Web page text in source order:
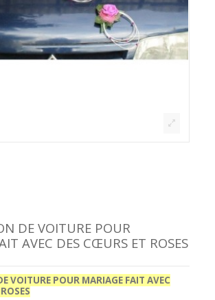
DE VOITURE POUR
AVEC DES CŒURS ET ROSES
VOITURE POUR MARIAGE FAIT AVEC